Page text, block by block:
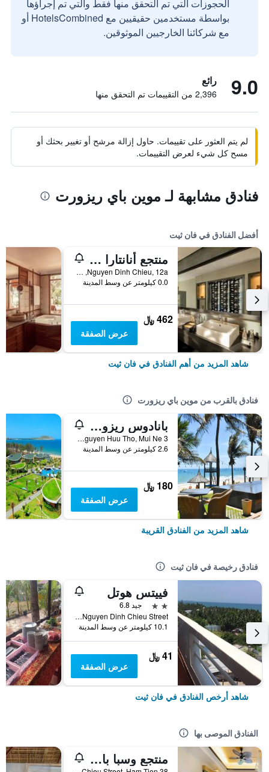
الحجوزات التي تم التحقق منها فقط والتي تم إجراؤها
بواسطة مستخدمين حقيقيين مع HotelsCombined أو
مع شركائنا الخارجيين الموثوقين.
9.0 رائع
2,396 من التقييمات تم التحقق منها
لم يتم العثور على تقييمات. حاول إزالة مرشح أو تغيير بحثك أو
مسح كل شيء لعرض التقييمات.
فنادق مشابهة لـ موين باي ريزورت
أفضل الفنادق في فان ثيت
منتجع أنانتارا موي ني
Nguyen Dinh Chieu, 12a, فان ثيت, فيتنام
0.0 كيلومتر عن وسط المدينة
462 ﷼
عرض الصفقة
شاهد المزيد من أهم الفنادق في فان ثيت
فنادق بالقرب من موين باي ريزورت
بانادوس ريزورت
3 Nguyen Huu Tho, Mui Ne, فان ثيت, فيتنام
2.6 كيلومتر عن وسط المدينة
180 ﷼
عرض الصفقة
شاهد المزيد من الفنادق القريبة
فنادق رخيصة في فان ثيت
فييتس هوتل
2 نجمتين
جيد 6.8
Hamlet 69 Nguyen Dinh Chieu Street, فان ثيت, فيتنام
10.1 كيلومتر عن وسط المدينة
41 ﷼
عرض الصفقة
شاهد أرخص الفنادق في فان ثيت
الفنادق الموصى بها
منتجع وسبا بامبو فيليج بيتش